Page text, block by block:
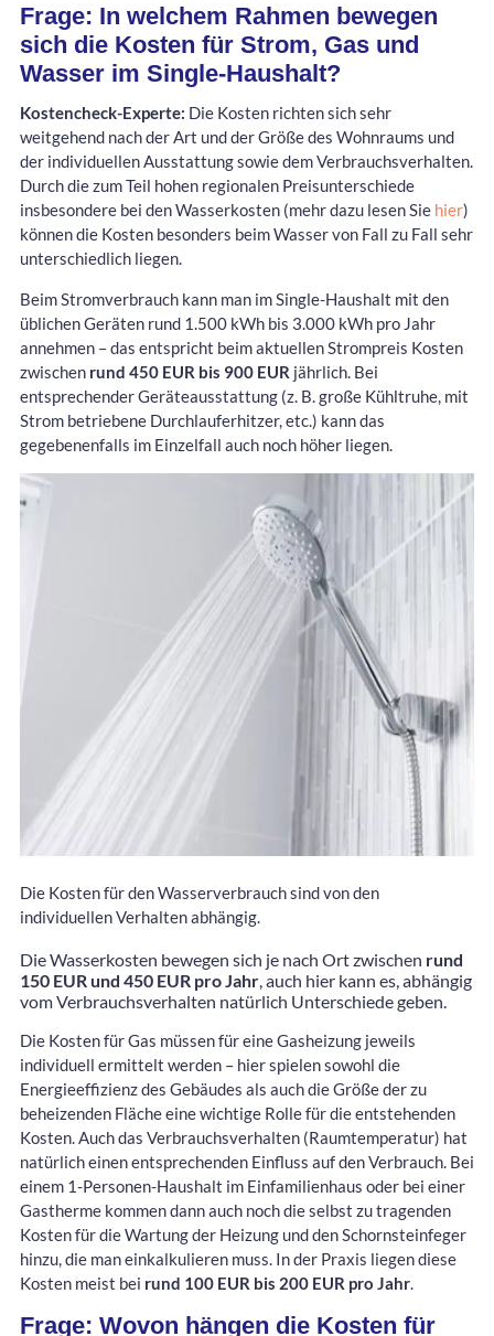
Frage: In welchem Rahmen bewegen
sich die Kosten für Strom, Gas und
Wasser im Single-Haushalt?
Kostencheck-Experte: Die Kosten richten sich sehr
weitgehend nach der Art und der Größe des Wohnraums und
der individuellen Ausstattung sowie dem Verbrauchsverhalten.
Durch die zum Teil hohen regionalen Preisunterschiede
insbesondere bei den Wasserkosten (mehr dazu lesen Sie hier)
können die Kosten besonders beim Wasser von Fall zu Fall sehr
unterschiedlich liegen.
Beim Stromverbrauch kann man im Single-Haushalt mit den
üblichen Geräten rund 1.500 kWh bis 3.000 kWh pro Jahr
annehmen – das entspricht beim aktuellen Strompreis Kosten
zwischen rund 450 EUR bis 900 EUR jährlich. Bei
entsprechender Geräteausstattung (z. B. große Kühltruhe, mit
Strom betriebene Durchlauferhitzer, etc.) kann das
gegebenenfalls im Einzelfall auch noch höher liegen.
Die Kosten für den Wasserverbrauch sind von den
individuellen Verhalten abhängig.
Die Wasserkosten bewegen sich je nach Ort zwischen rund
150 EUR und 450 EUR pro Jahr , auch hier kann es, abhängig
vom Verbrauchsverhalten natürlich Unterschiede geben.
Die Kosten für Gas müssen für eine Gasheizung jeweils
individuell ermittelt werden – hier spielen sowohl die
Energieeffizienz des Gebäudes als auch die Größe der zu
beheizenden Fläche eine wichtige Rolle für die entstehenden
Kosten. Auch das Verbrauchsverhalten (Raumtemperatur) hat
natürlich einen entsprechenden Einfluss auf den Verbrauch. Bei
einem 1-Personen-Haushalt im Einfamilienhaus oder bei einer
Gastherme kommen dann auch noch die selbst zu tragenden
Kosten für die Wartung der Heizung und den Schornsteinfeger
hinzu, die man einkalkulieren muss. In der Praxis liegen diese
Kosten meist bei rund 100 EUR bis 200 EUR pro Jahr.
Frage: Wovon hängen die Kosten für